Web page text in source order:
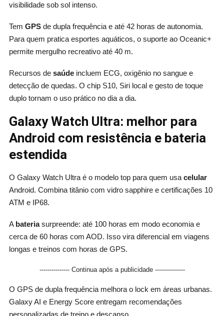
visibilidade sob sol intenso.
Tem GPSde dupla frequência e até 42 horas de autonomia.
Para quem pratica esportes aquáticos, o suporte ao Oceanic+
permite mergulho recreativo até 40 m.
Recursos de saúdeincluem ECG, oxigênio no sangue e
detecção de quedas. O chip S10, Siri local e gesto de toque
duplo tornam o uso prático no dia a dia.
Galaxy Watch Ultra: melhor para
Android com resistência e bateria
estendida
O Galaxy Watch Ultra é o modelo top para quem usa celular
Android. Combina titânio com vidro sapphire e certificações 10
ATM e IP68.
A bateriasurpreende: até 100 horas em modo economia e
cerca de 60 horas com AOD. Isso vira diferencial em viagens
longas e treinos com horas de GPS.
--------------- Continua após a publicidade ---------------
O GPS de dupla frequência melhora o lock em áreas urbanas.
Galaxy AI e Energy Score entregam recomendações